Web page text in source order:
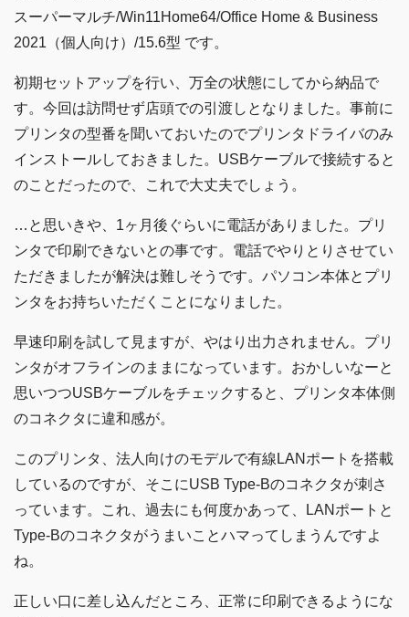
スーパーマルチ/Win11Home64/Office Home & Business
2021（個人向け）/15.6型 です。
初期セットアップを行い、万全の状態にしてから納品で
す。今回は訪問せず店頭での引渡しとなりました。事前に
プリンタの型番を聞いておいたのでプリンタドライバのみ
インストールしておきました。USBケーブルで接続すると
のことだったので、これで大丈夫でしょう。
…と思いきや、1ヶ月後ぐらいに電話がありました。プリ
ンタで印刷できないとの事です。電話でやりとりさせてい
ただきましたが解決は難しそうです。パソコン本体とプリ
ンタをお持ちいただくことになりました。
早速印刷を試して見ますが、やはり出力されません。プリ
ンタがオフラインのままになっています。おかしいなーと
思いつつUSBケーブルをチェックすると、プリンタ本体側
のコネクタに違和感が。
このプリンタ、法人向けのモデルで有線LANポートを搭載
しているのですが、そこにUSB Type-Bのコネクタが刺さ
っています。これ、過去にも何度かあって、LANポートと
Type-Bのコネクタがうまいことハマってしまうんですよ
ね。
正しい口に差し込んだところ、正常に印刷できるようにな